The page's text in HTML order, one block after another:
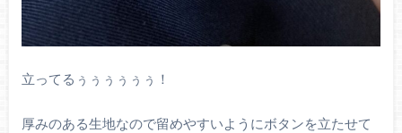
立ってるぅぅぅぅぅぅ！
厚みのある生地なので留めやすいようにボタンを立たせて